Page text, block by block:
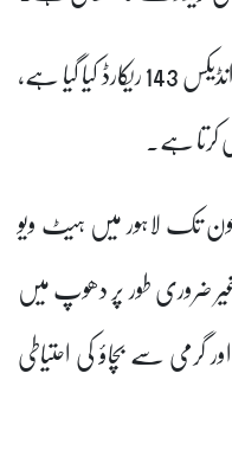
دوسری جانب شہر کا مجموعی ایئر کوالٹی انڈیکس 143 ریکارڈ کیا گیا ہے،
کرتا ہے۔
موسمیات نے 8 جون سے 11 جون تک لاہور میں ہیٹ ویو
ضروری طور پر دھوپ میں
گرمی سے بچاؤ کی احتیاطی